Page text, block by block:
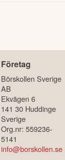
Företag
Börskollen Sverige
AB
Ekvägen 6
141 30 Huddinge
Sverige
Org.nr: 559236-
5141
info@borskollen.se